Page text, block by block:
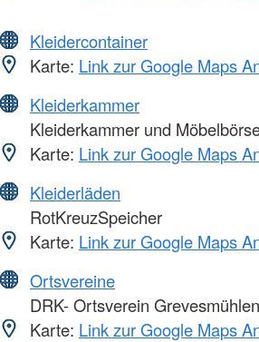
Kleidercontainer
Karte: Link zur Google Maps
Kleiderkammer
Kleiderkammer und
Karte: Link zur Google Maps
Kleiderläden
RotKreuzSpeicher
Karte: Link zur Google Maps
Ortsvereine
DRK- Ortsverein Grevesmühlen
Karte: Link zur Google Maps